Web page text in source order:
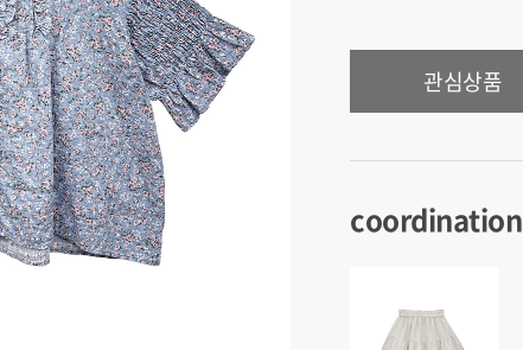
관심상품
coordination